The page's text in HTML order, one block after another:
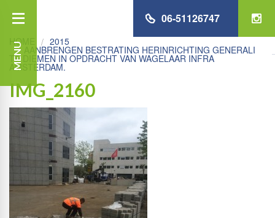
MENU
06-51126747
HOME 2015
AANBRENGEN BESTRATING HERINRICHTING GENERALI
TE DIEMEN IN OPDRACHT VAN WAGELAAR INFRA
AMSTERDAM.
IMG_2160